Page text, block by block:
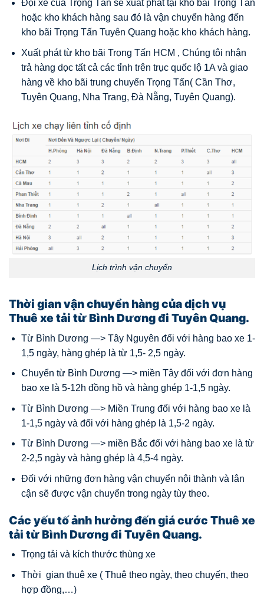
Đội xe của Trọng Tấn sẽ xuất phát tại kho bãi Trọng Tấn
hoặc kho khách hàng sau đó là vận chuyển hàng đến
kho bãi Trọng Tấn Tuyên Quang hoặc kho khách hàng.
Xuất phát từ kho bãi Trọng Tấn HCM , Chúng tôi nhận
trả hàng dọc tất cả các tỉnh trên trục quốc lộ 1A và giao
hàng về kho bãi trung chuyển Trọng Tấn( Cần Thơ,
Tuyên Quang, Nha Trang, Đà Nẵng, Tuyên Quang).
Lịch trình vận chuyển
Thời gian vận chuyển hàng của dịch vụ
Thuê xe tải từ Bình Dương đi Tuyên Quang.
Từ Bình Dương —> Tây Nguyên đối với hàng bao xe 1-
1,5 ngày, hàng ghép là từ 1,5- 2,5 ngày.
Chuyển từ Bình Dương —> miền Tây đối với đơn hàng
bao xe là 5-12h đồng hồ và hàng ghép 1-1,5 ngày.
Từ Bình Dương —> Miền Trung đối với hàng bao xe là
1-1,5 ngày và đối với hàng ghép là 1,5-2 ngày.
Từ Bình Dương —> miền Bắc đối với hàng bao xe là từ
2-2,5 ngày và hàng ghép là 4,5-4 ngày.
Đối với những đơn hàng vận chuyển nội thành và lân
cận sẽ được vận chuyển trong ngày tùy theo.
Các yếu tốảnh hưởng đến giá cước Thuê xe
tải từ Bình Dương đi Tuyên Quang.
Trọng tải và kích thước thùng xe
Thời gian thuê xe ( Thuê theo ngày, theo chuyến, theo
hợp đồng,…)